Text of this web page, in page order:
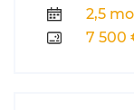
2,5
7 500